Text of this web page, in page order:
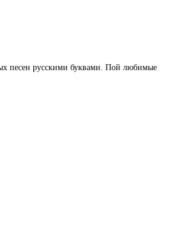
песен русскими буквами. Пой любимые